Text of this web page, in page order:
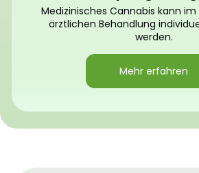
Medizinisches Cannabis kann
ärztlichen Behandlung
werden.
Mehr erfahren